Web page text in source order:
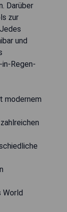
Darüber
zur
und
in-Regen-
modernem
World